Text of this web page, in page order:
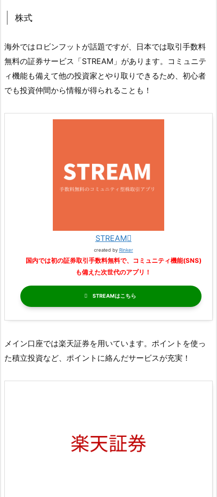
株式
海外ではロビンフットが話題ですが、日本では取引手数料
無料の証券サービス「STREAM」があります。コミュニテ
ィ機能も備えて他の投資家とやり取りできるため、初心者
でも投資仲間から情報が得られることも！
STREAM
created by Rinker
国内では初の証券取引手数料無料で、コミュニティ機能(SNS)
も備えた次世代のアプリ！
STREAM
メイン口座では楽天証券を用いています。ポイントを使っ
た積立投資など、ポイントに絡んだサービスが充実！